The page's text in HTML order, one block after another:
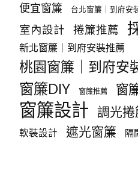
便宜窗簾 台北窗簾｜到府安
室內設計 捲簾推薦
新北窗簾｜到府安裝推薦
桃園窗簾｜到府安
窗簾DIY 窗簾推薦 窗
窗簾設計 調光捲
軟裝設計 遮光窗簾 隔